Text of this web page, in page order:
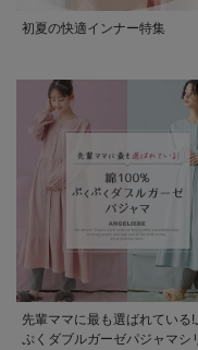
初夏の快適インナー特集
先輩ママに最も選ばれている!
ぷくダブルガーゼパジャマシ